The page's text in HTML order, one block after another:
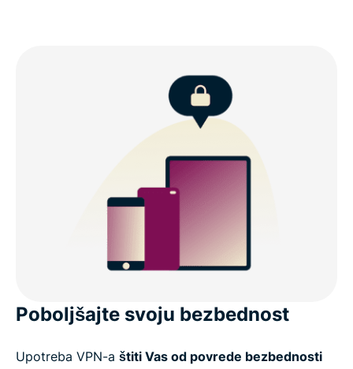
Poboljšajte svoju bezbednost
Upotreba VPN-a štiti Vas od povrede bezbednosti